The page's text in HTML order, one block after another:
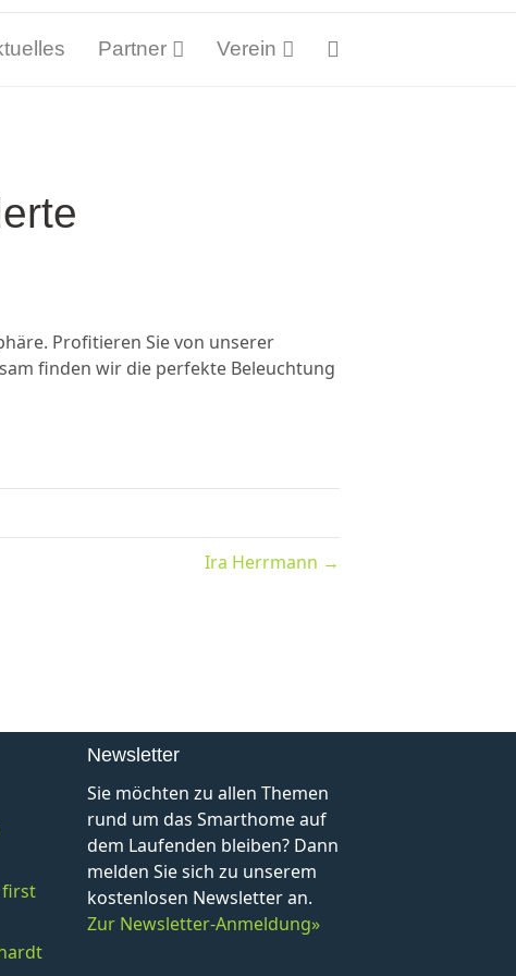
Partner Verein
Profitieren Sie von unserer
finden wir die perfekte Beleuchtung
Ira Herrmann →
first
Newsletter
Sie möchten zu allen Themen
rund um das Smarthome auf
dem Laufenden bleiben? Dann
melden Sie sich zu unserem
kostenlosen Newsletter an.
Zur Newsletter-Anmeldung»